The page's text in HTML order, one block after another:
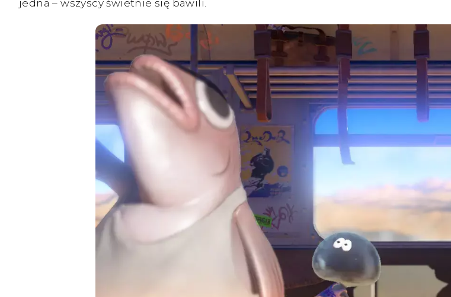
jedna – wszyscy świetnie się bawili.